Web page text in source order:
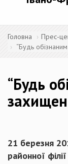
Головна Прес-
“Будь
“Будь
21 березня
районної